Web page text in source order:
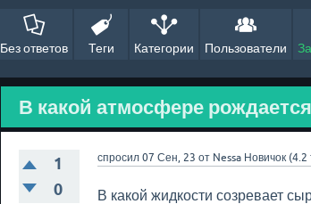
Без ответов Теги Категории Пользователи
В какой атмосфере
1
0
спросил 07 Сен, 23 от Nessa Новичок (4.2
В какой жидкости созревает